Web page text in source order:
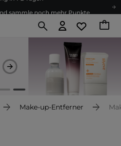
Versand ab 60 €
und Österreich
sammle noch mehr Punkte
Versand ab 60 €
Make-up-Entferner